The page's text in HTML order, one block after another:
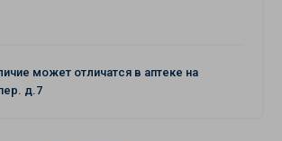
может отличатся в аптеке на
д.7